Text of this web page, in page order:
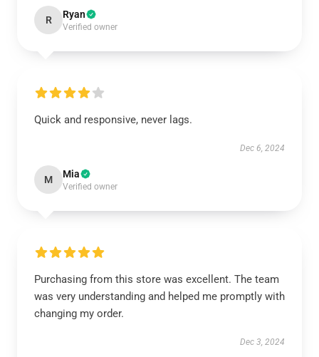
R Ryan
Verified owner
Quick and responsive, never lags.
Dec 6, 2024
M Mia
Verified owner
Purchasing from this store was excellent. The team
was very understanding and helped me promptly with
changing my order.
Dec 3, 2024